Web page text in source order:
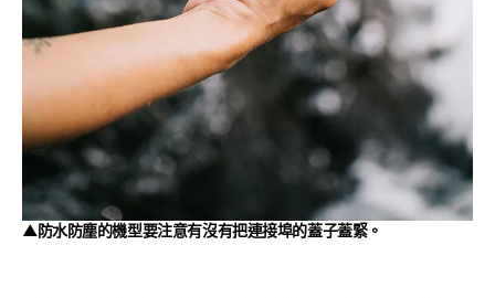
▲防水防塵的機型要注意有沒有把連接埠的蓋子蓋緊。